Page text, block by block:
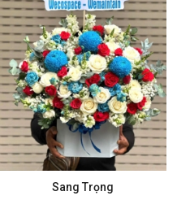
Sang Trọng
Mua ngay